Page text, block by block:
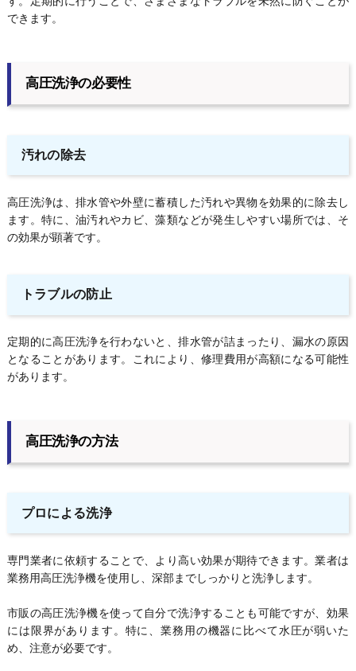
できます。
高圧洗浄の必要性
汚れの除去
高圧洗浄は、排水管や外壁に蓄積した汚れや異物を効果的に除去し
ます。特に、油汚れやカビ、藻類などが発生しやすい場所では、そ
の効果が顕著です。
トラブルの防止
定期的に高圧洗浄を行わないと、排水管が詰まったり、漏水の原因
となることがあります。これにより、修理費用が高額になる可能性
があります。
高圧洗浄の方法
プロによる洗浄
専門業者に依頼することで、より高い効果が期待できます。業者は
業務用高圧洗浄機を使用し、深部までしっかりと洗浄します。
市販の高圧洗浄機を使って自分で洗浄することも可能ですが、効果
には限界があります。特に、業務用の機器に比べて水圧が弱いた
め、注意が必要です。